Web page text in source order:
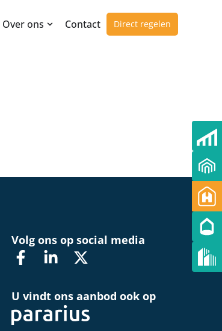
Over ons Contact Direct regelen
Volg ons op social media
U vindt ons aanbod ook op